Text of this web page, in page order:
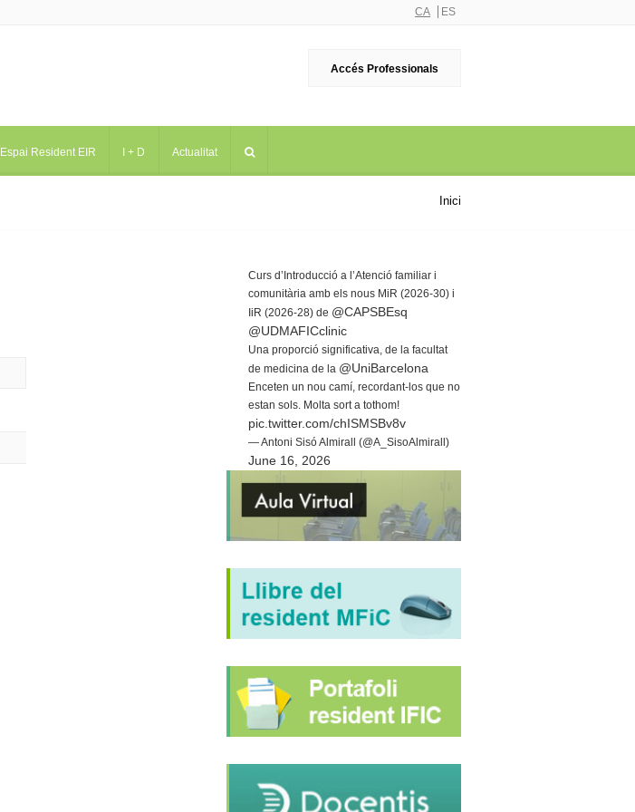
CA ES
Accés Professionals
Espai Resident EIR I + D Actualitat
Inici
Curs d’Introducció a l’Atenció familiar i
comunitària amb els nous MiR (2026-30) i
IiR (2026-28) de @CAPSBEsq
@UDMAFICclinic
Una proporció significativa, de la facultat
de medicina de la @UniBarcelona
Enceten un nou camí, recordant-los que no
estan sols. Molta sort a tothom!
pic.twitter.com/chISMSBv8v
— Antoni Sisó Almirall (@A_SisoAlmirall)
June 16, 2026